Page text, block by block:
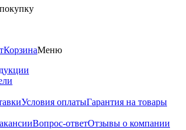
КорзинаМеню
Условия оплатыГарантия на товары
Вопрос-ответОтзывы о компании